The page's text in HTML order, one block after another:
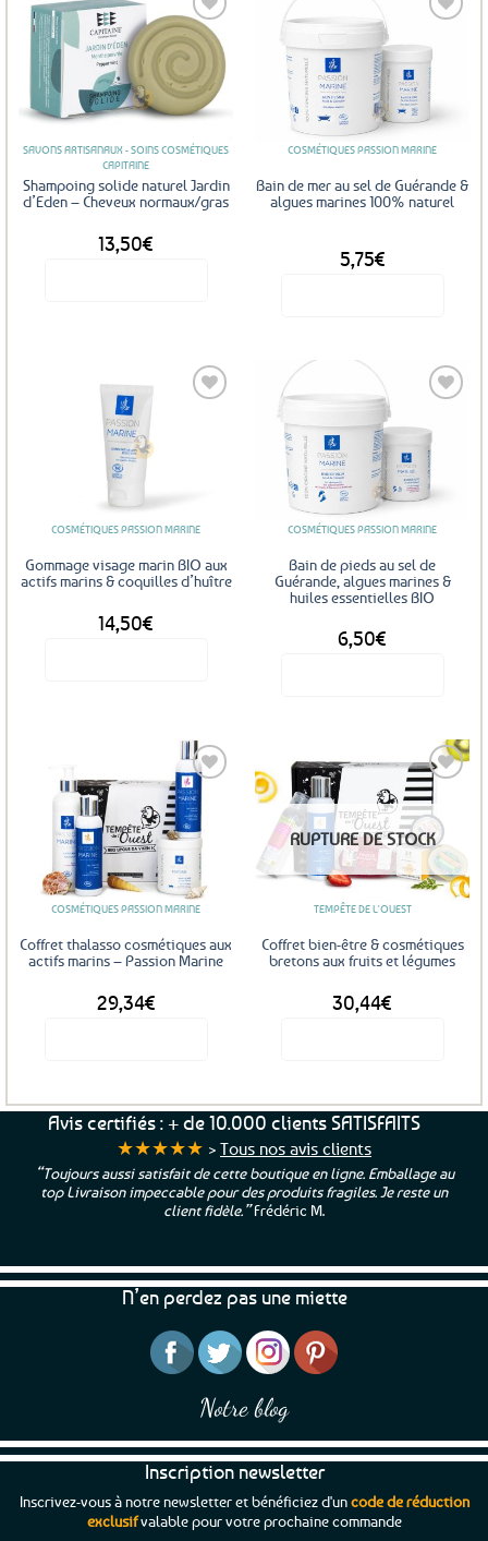
Ajouter
aux
favoris
SAVONS ARTISANAUX - SOINS COSMÉTIQUES
CAPITAINE
Shampoing solide naturel Jardin
d’Eden – Cheveux normaux/gras
13,50€
aux
favoris
COSMÉTIQUES PASSION MARINE
Bain de mer au sel de Guérande &
algues marines 100% naturel
5,75€
plusieurs
variations.
options
peuvent
choisies
COSMÉTIQUES PASSION MARINE
Gommage visage marin BIO aux
actifs marins & coquilles d’huître
14,50€
aux
favoris
COSMÉTIQUES PASSION MARINE
Bain de pieds au sel de
Guérande, algues marines &
huiles essentielles BIO
6,50€
plusieurs
variations.
options
peuvent
sur
Ajouter
aux
favoris
COSMÉTIQUES PASSION MARINE
Coffret thalasso cosmétiques aux
actifs marins – Passion Marine
29,34€
Ajouter
aux
favoris
RUPTURE DE STOCK
TEMPÊTE DE L'OUEST
Coffret bien-être & cosmétiques
bretons aux fruits et légumes
30,44€
Avis certifiés : + de 10.000 clients SATISFAITS
★★★★★ > Tous nos avis clients
“Toujours aussi satisfait de cette boutique en ligne. Emballage au
top Livraison impeccable pour des produits fragiles. Je reste un
client fidèle.”Frédéric M.
N’en perdez pas une miette
Notre blog
Inscription newsletter
Inscrivez-vous à notre newsletter et bénéficiez d'uncode de réduction
exclusifvalable pour votre prochaine commande